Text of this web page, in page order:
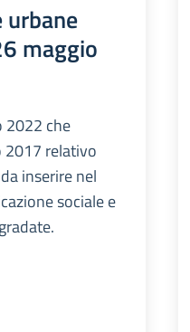
urbane
maggio
2022 che
2017 relativo
inserire nel
sociale e